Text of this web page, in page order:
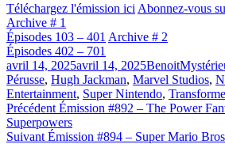
Téléchargez l'émission ici Abonnez-vous
Archive # 1
Épisodes 103 – 401 Archive # 2
Épisodes 402 – 701
Publié
le
avril 14, 2025avril 14, 2025Benoit
Pérusse, Hugh Jackman, Marvel Studios,
Entertainment, Super Nintendo,
Navigation
de
Précédent Article
précédent :
Émission #892 – The Power
Superpowers
Suivant Article
Émission #894 – Super Mario